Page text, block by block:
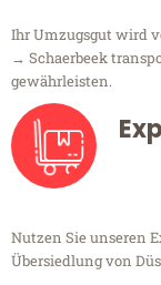
Ihr Umzugsgut wird
→ Schaerbeek
gewährleisten.
Nutzen Sie unseren
Übersiedlung von